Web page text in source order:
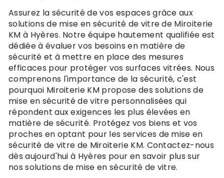
Assurez la sécurité de vos espaces grâce aux
solutions de mise en sécurité de vitre de Miroiterie
KM à Hyères. Notre équipe hautement qualifiée est
dédiée à évaluer vos besoins en matière de
sécurité et à mettre en place des mesures
efficaces pour protéger vos surfaces vitrées. Nous
comprenons l'importance de la sécurité, c'est
pourquoi Miroiterie KM propose des solutions de
mise en sécurité de vitre personnalisées qui
répondent aux exigences les plus élevées en
matière de sécurité. Protégez vos biens et vos
proches en optant pour les services de mise en
sécurité de vitre de Miroiterie KM. Contactez-nous
dès aujourd'hui à Hyères pour en savoir plus sur
nos solutions de mise en sécurité de vitre.